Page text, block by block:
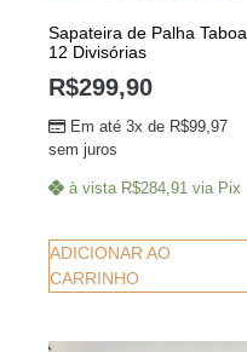
Sapateira de Palha Taboa
12 Divisórias
R$299,90
Em até 3x de R$99,97
sem juros
à vista R$284,91 via Pix
ADICIONAR AO
CARRINHO